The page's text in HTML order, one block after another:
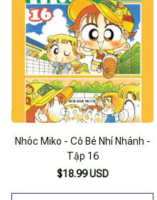
Nhóc Miko - Cô Bé Nhí Nhánh -
Tập 16
$18.99 USD